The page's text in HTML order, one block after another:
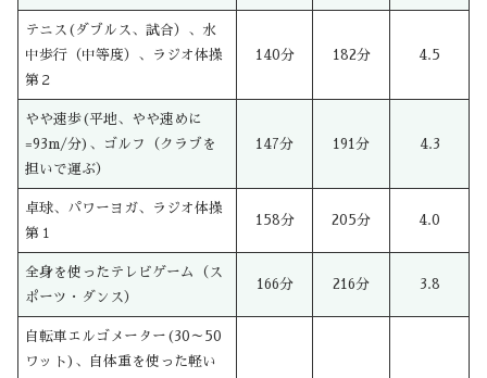
テニス(ダブルス、試合）、水
中歩行（中等度）、ラジオ体操
第２
140分 182分 4.5
やや速歩(平地、やや速めに
=93m/分)、ゴルフ（クラブを
担いで運ぶ）
147分 191分 4.3
卓球、パワーヨガ、ラジオ体操
第１
158分 205分 4.0
全身を使ったテレビゲーム（ス
ポーツ・ダンス）
166分 216分 3.8
自転車エルゴメーター(30～50
ワット)、自体重を使った軽い